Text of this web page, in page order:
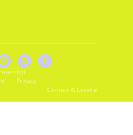
Privacy
Contact & Locatie